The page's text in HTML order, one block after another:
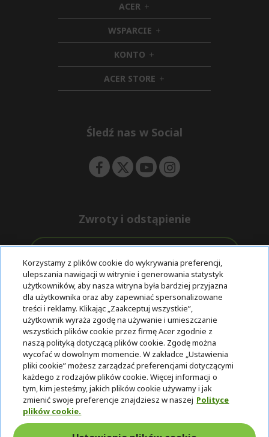
ACER h
i
d
d
e
n
WSPARCIE h
i
d
e
n
KONTO h
i
d
d
ACER STORE h
i
e
Śledź nas w Social
Zwroty i odstąpienie
Darmowa
ekspresowa
dostawa
Wsparcie
przed i po
zakupie
Bezpieczne
płatności
© 2025 Acer Inc.
Firma CPYou BV jest autoryzowanym sprzedawcą produktów i
usług oferowanych w tym sklepie.
Korzystamy z plików cookie do wykrywania preferencji,
ulepszania nawigacji w witrynie i generowania statystyk
użytkowników, aby nasza witryna była bardziej przyjazna
dla użytkownika oraz aby zapewniać spersonalizowane
treści i reklamy. Klikając „Zaakceptuj wszystkie”,
użytkownik wyraża zgodę na używanie i umieszczanie
wszystkich plików cookie przez firmę Acer zgodnie z
naszą polityką dotyczącą plików cookie. Zgodę można
wycofać w dowolnym momencie. W zakładce „Ustawienia
pliki cookie” możesz zarządzać preferencjami dotyczącymi
każdego z rodzajów plików cookie. Więcej informacji o
tym, kim jesteśmy, jakich plików cookie używamy i jak
zmienić swoje preferencje znajdziesz w naszej Polityce
plików cookie.